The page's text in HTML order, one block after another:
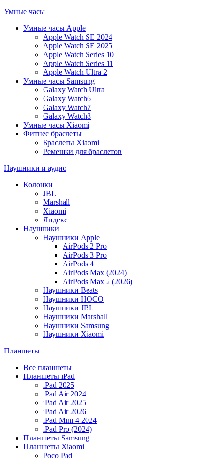
Умные часы
Умные часы Apple
Apple Watch SE 2024
Apple Watch SE 2025
Apple Watch Series 10
Apple Watch Series 11
Apple Watch Ultra 2
Умные часы Samsung
Galaxy Watch Ultra
Galaxy Watch6
Galaxy Watch7
Galaxy Watch8
Умные часы Xiaomi
Фитнес браслеты
Браслеты Xiaomi
Ремешки для браслетов
Наушники и аудио
Колонки
JBL
Marshall
Xiaomi
Яндекс
Наушники
Наушники Apple
AirPods 2 Pro
AirPods 3 Pro
AirPods 4
AirPods Max (2024)
AirPods Max 2 (2026)
Наушники Beats
Наушники HOCO
Наушники JBL
Наушники Marshall
Наушники Samsung
Наушники Xiaomi
Планшеты
Все планшеты
Планшеты iPad
iPad 2025
iPad Air 2024
iPad Air 2025
iPad Air 2026
iPad Mini 4 2024
iPad Pro (2024)
Планшеты Samsung
Планшеты Xiaomi
Poco Pad